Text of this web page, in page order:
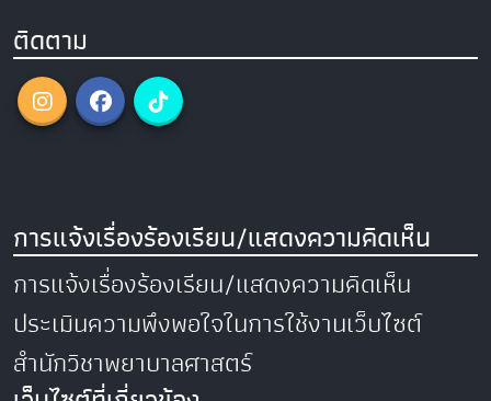
ติดตาม
การแจ้งเรื่องร้องเรียน/แสดงความคิดเห็น
การแจ้งเรื่องร้องเรียน/แสดงความคิดเห็น
ประเมินความพึงพอใจในการใช้งานเว็บไซต์
สำนักวิชาพยาบาลศาสตร์